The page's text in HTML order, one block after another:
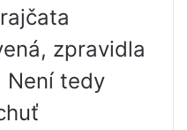
zpravidla
Není tedy